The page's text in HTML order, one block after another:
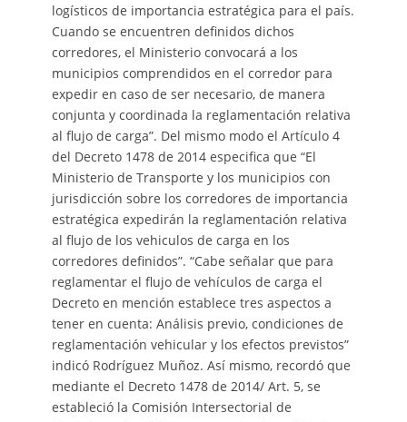
logísticos de importancia estratégica para el país.
Cuando se encuentren definidos dichos
corredores, el Ministerio convocará a los
municipios comprendidos en el corredor para
expedir en caso de ser necesario, de manera
conjunta y coordinada la reglamentación relativa
al flujo de carga”. Del mismo modo el Artículo 4
del Decreto 1478 de 2014 especifica que “El
Ministerio de Transporte y los municipios con
jurisdicción sobre los corredores de importancia
estratégica expedirán la reglamentación relativa
al flujo de los vehiculos de carga en los
corredores definidos”. “Cabe señalar que para
reglamentar el flujo de vehículos de carga el
Decreto en mención establece tres aspectos a
tener en cuenta: Análisis previo, condiciones de
reglamentación vehicular y los efectos previstos”
indicó Rodríguez Muñoz. Así mismo, recordó que
mediante el Decreto 1478 de 2014/ Art. 5, se
estableció la Comisión Intersectorial de